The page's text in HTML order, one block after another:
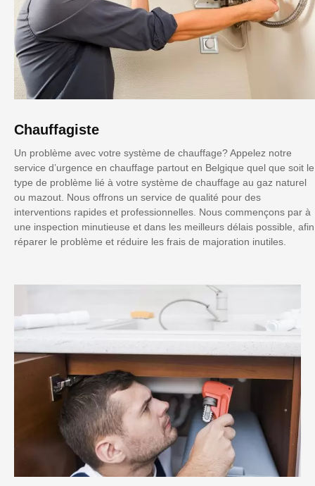
Chauffagiste
Un problème avec votre système de chauffage? Appelez notre
service d’urgence en chauffage partout en Belgique quel que soit le
type de problème lié à votre système de chauffage au gaz naturel
ou mazout. Nous offrons un service de qualité pour des
interventions rapides et professionnelles. Nous commençons par à
une inspection minutieuse et dans les meilleurs délais possible, afin
réparer le problème et réduire les frais de majoration inutiles.